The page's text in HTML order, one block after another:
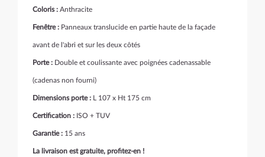
Coloris : Anthracite
Fenêtre : Panneaux translucide en partie haute de la façade
avant de l'abri et sur les deux côtés
Porte : Double et coulissante avec poignées cadenassable
(cadenas non fourni)
Dimensions porte : L 107 x Ht 175 cm
Certification : ISO + TUV
Garantie : 15 ans
La livraison est gratuite, profitez-en !